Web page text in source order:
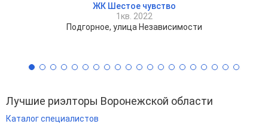
ЖК Шестое чувство
1кв. 2022
Подгорное, улица Независимости
Лучшие риэлторы Воронежской области
Каталог специалистов